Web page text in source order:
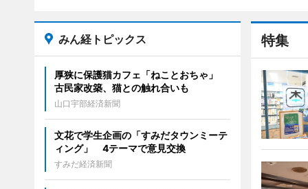
特集
みん経トピックス
厚狭に保護猫カフェ「ねことおちゃ」
古民家改築、猫との触れ合いも
山口宇部経済新聞
文花で学生企画の「すみだタウンミーテ
ィング」 4テーマで意見交換
すみだ経済新聞